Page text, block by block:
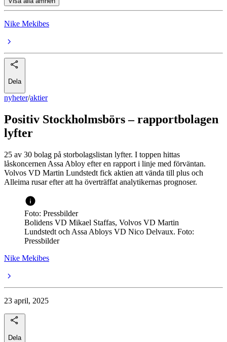
Nike Mekibes
Dela
nyheter/aktier
Positiv Stockholmsbörs – rapportbolagen
lyfter
25 av 30 bolag på storbolagslistan lyfter. I toppen hittas
låskoncernen Assa Abloy efter en rapport i linje med förväntan.
Volvos VD Martin Lundstedt fick aktien att vända till plus och
Alleima rusar efter att ha överträffat analytikernas prognoser.
Foto: Pressbilder
Bolidens VD Mikael Staffas, Volvos VD Martin
Lundstedt och Assa Abloys VD Nico Delvaux. Foto:
Pressbilder
Nike Mekibes
23 april, 2025
Dela